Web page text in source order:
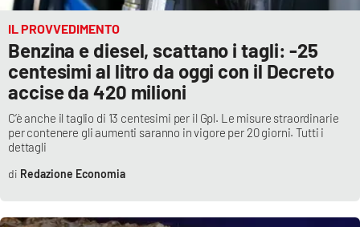
RUBRICHE
Good Morning Vietnam
Parchi Marini Calabria
Leggendo Alvaro insieme
IL PROVVEDIMENTO
Benzina e diesel, scattano i tagli: -25
centesimi al litro da oggi con il Decreto
accise da 420 milioni
C’è anche il taglio di 13 centesimi per il Gpl. Le misure straordinarie
per contenere gli aumenti saranno in vigore per 20 giorni. Tutti i
dettagli
Redazione Economia